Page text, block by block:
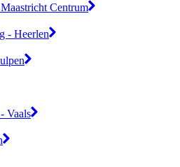
Centrum
- Heerlen
Vaals